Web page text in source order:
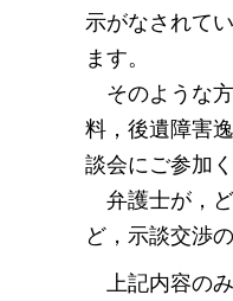
示がなされて
ます。
そのような方
料，後遺障害
談会にご参加く
弁護士が，ど
ど，示談交渉
上記内容のみ